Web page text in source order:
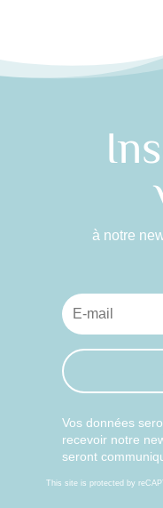
à notre
Vos données
recevoir notre
seront
This site is protected by